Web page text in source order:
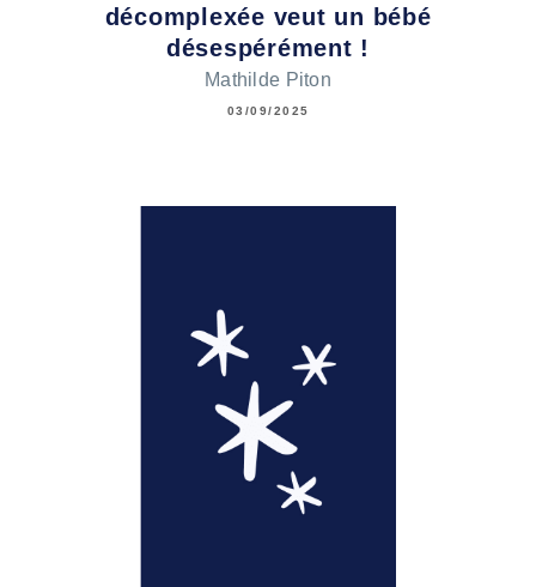
décomplexée veut un bébé
désespérément !
Mathilde Piton
03/09/2025